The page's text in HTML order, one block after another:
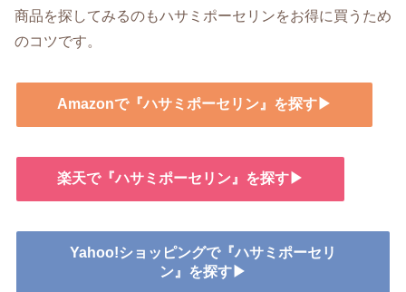
商品を探してみるのもハサミポーセリンをお得に買うため
のコツです。
Amazonで『ハサミポーセリン』を探す▶
楽天で『ハサミポーセリン』を探す▶
Yahoo!ショッピングで『ハサミポーセリ
ン』を探す▶